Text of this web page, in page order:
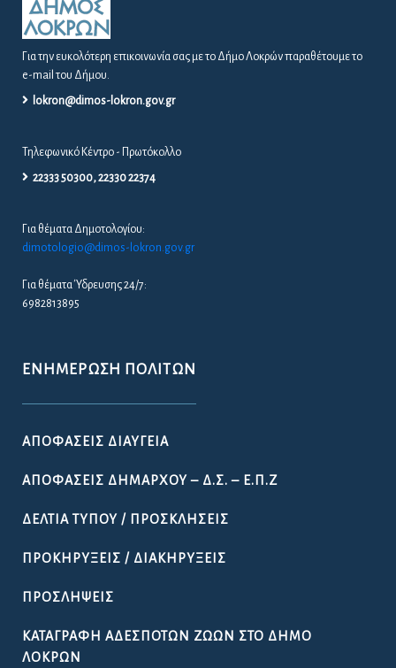
Για την ευκολότερη επικοινωνία σας με το Δήμο Λοκρών παραθέτουμε το
e-mail του Δήμου.
lokron@dimos-lokron.gov.gr
Τηλεφωνικό Κέντρο - Πρωτόκολλο
22333 50300, 22330 22374
Για θέματα Δημοτολογίου:
dimotologio@dimos-lokron.gov.gr
Για θέματα Ύδρευσης 24/7:
6982813895
ΕΝΗΜΈΡΩΣΗ ΠΟΛΙΤΏΝ
ΑΠΟΦΆΣΕΙΣ ΔΙΑΎΓΕΙΑ
ΑΠΟΦΆΣΕΙΣ ΔΗΜΆΡΧΟΥ – Δ.Σ. – Ε.Π.Ζ
ΔΕΛΤΊΑ ΤΎΠΟΥ / ΠΡΟΣΚΛΉΣΕΙΣ
ΠΡΟΚΗΡΎΞΕΙΣ / ΔΙΑΚΗΡΎΞΕΙΣ
ΠΡΟΣΛΉΨΕΙΣ
ΚΑΤΑΓΡΑΦΉ ΑΔΈΣΠΟΤΩΝ ΖΏΩΝ ΣΤΟ ΔΉΜΟ
ΛΟΚΡΏΝ